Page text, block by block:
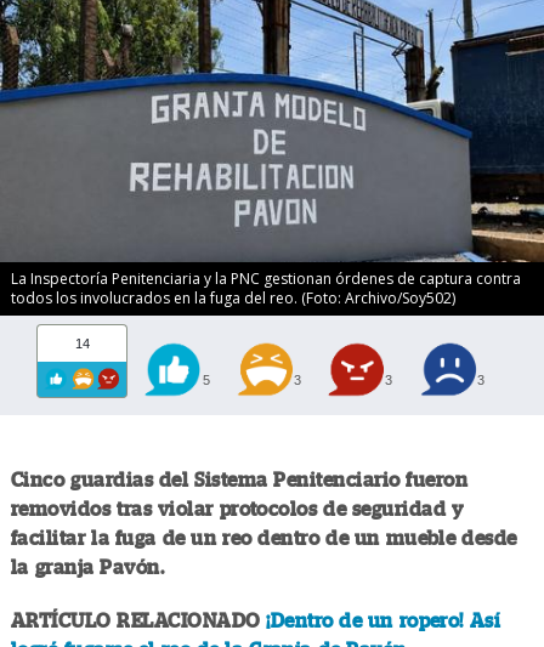
La Inspectoría Penitenciaria y la PNC gestionan órdenes de captura contra
todos los involucrados en la fuga del reo. (Foto: Archivo/Soy502)
14
5 3 3 3
Cinco guardias del Sistema Penitenciario fueron
removidos tras violar protocolos de seguridad y
facilitar la fuga de un reo dentro de un mueble desde
la granja Pavón.
ARTÍCULO RELACIONADO¡Dentro de un ropero! Así